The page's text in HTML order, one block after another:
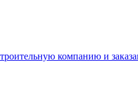
компанию и